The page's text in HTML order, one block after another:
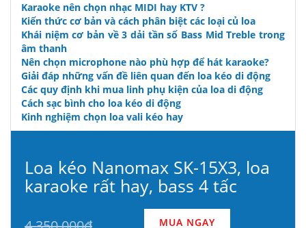
Karaoke nên chọn nhạc MIDI hay KTV ?
Kiến thức cơ bản và cách phân biệt các loại củ loa
Khái niệm cơ bản về 3 dải tần số Bass Mid Treble trong
âm thanh
Nên chọn microphone nào phù hợp để hát karaoke?
Giải đáp những vấn đề liên quan đến loa kéo di động
Các quy định khi mua linh phụ kiện của loa di động
Cách sạc bình cho loa kéo di động
Kinh nghiệm chọn loa vali kéo hay
Loa kéo Nanomax SK-15X3, loa
karaoke rất hay, bass 4 tấc
MUA NGAY